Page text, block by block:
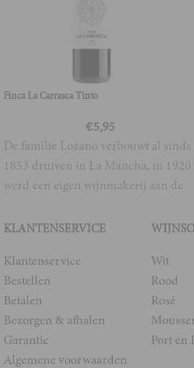
Finca La Carrasca Tinto
€5,95
De familie Lozano verbouwt al sinds
1853 druiven in La Mancha, in 1920
werd een eigen wijnmakerij aan de
KLANTENSERVICE
Klantenservice
Bestellen
Betalen
Bezorgen & afhalen
Garantie
Algemene voorwaarden
Wit
Rood
Rosé
Port en